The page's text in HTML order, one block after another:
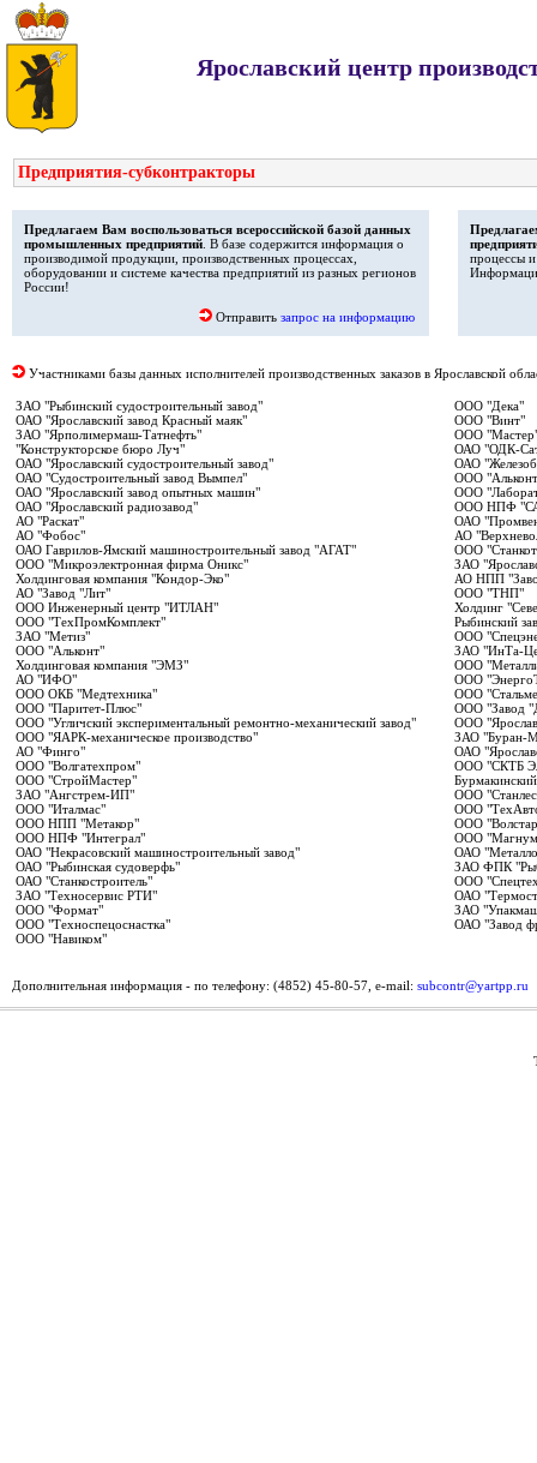
Ярославский центр
Предприятия-субконтракторы
Предлагаем Вам воспользоваться всероссийской базой данных
промышленных предприятий . В базе содержится информация о
производимой продукции, производственных процессах,
оборудовании и системе качества предприятий из разных регионов
России!
Отправить запрос на информацию
процессы и
Участниками базы данных исполнителей производственных заказов в Ярославской
ЗАО "Рыбинский судостроительный завод"
ОАО "Ярославский завод Красный маяк"
ЗАО "Ярполимермаш-Татнефть"
"Конструкторское бюро Луч"
ОАО "Ярославский судостроительный завод"
ОАО "Судостроительный завод Вымпел"
ОАО "Ярославский завод опытных машин"
ОАО "Ярославский радиозавод"
АО "Раскат"
АО "Фобос"
ОАО Гаврилов-Ямский машиностроительный завод "АГАТ"
ООО "Микроэлектронная фирма Оникс"
Холдинговая компания "Кондор-Эко"
АО "Завод "Лит"
ООО Инженерный центр "ИТЛАН"
ООО "ТехПромКомплект"
ЗАО "Метиз"
ООО "Альконт"
Холдинговая компания "ЭМЗ"
АО "ИФО"
ООО ОКБ "Медтехника"
ООО "Паритет-Плюс"
ООО "Угличский экспериментальный ремонтно-механический завод"
ООО "ЯАРК-механическое производство"
АО "Финго"
ООО "Волгатехпром"
ООО "СтройМастер"
ЗАО "Ангстрем-ИП"
ООО "Италмас"
ООО НПП "Метакор"
ООО НПФ "Интеграл"
ОАО "Некрасовский машиностроительный завод"
ОАО "Рыбинская судоверфь"
ОАО "Станкостроитель"
ЗАО "Техносервис РТИ"
ООО "Формат"
ООО "Техноспецоснастка"
ООО "Навиком"
ООО "Дека"
ООО "Винт"
ООО
ОАО "ОДК-
ОАО
ООО
ООО
ООО НПФ
ОАО
АО
ООО
ЗАО
АО НПП
ООО "ТНП"
Холдинг
Рыбинский
ООО
ЗАО "ИнТа-
ООО
ООО
ООО
ООО "Завод
ООО
ЗАО "Буран-
ОАО
ООО "СКТБ
ООО
ООО
ООО
ООО
ОАО
ЗАО ФПК
ООО
ОАО
ЗАО
ОАО "Завод
Дополнительная информация - по телефону: (4852) 45-80-57, e-mail: subcontr@yartpp.ru